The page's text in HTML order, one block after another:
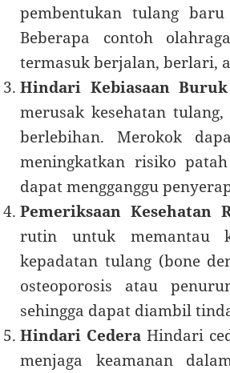
pembentukan tulang
Beberapa contoh
termasuk berjalan, berlari,
Hindari Kebiasaan Buruk
merusak kesehatan
berlebihan. Merokok
meningkatkan risiko
dapat mengganggu
Pemeriksaan Kesehatan
rutin untuk memantau
kepadatan tulang (bone
osteoporosis atau
sehingga dapat diambil
Hindari Cedera Hindari
menjaga keamanan